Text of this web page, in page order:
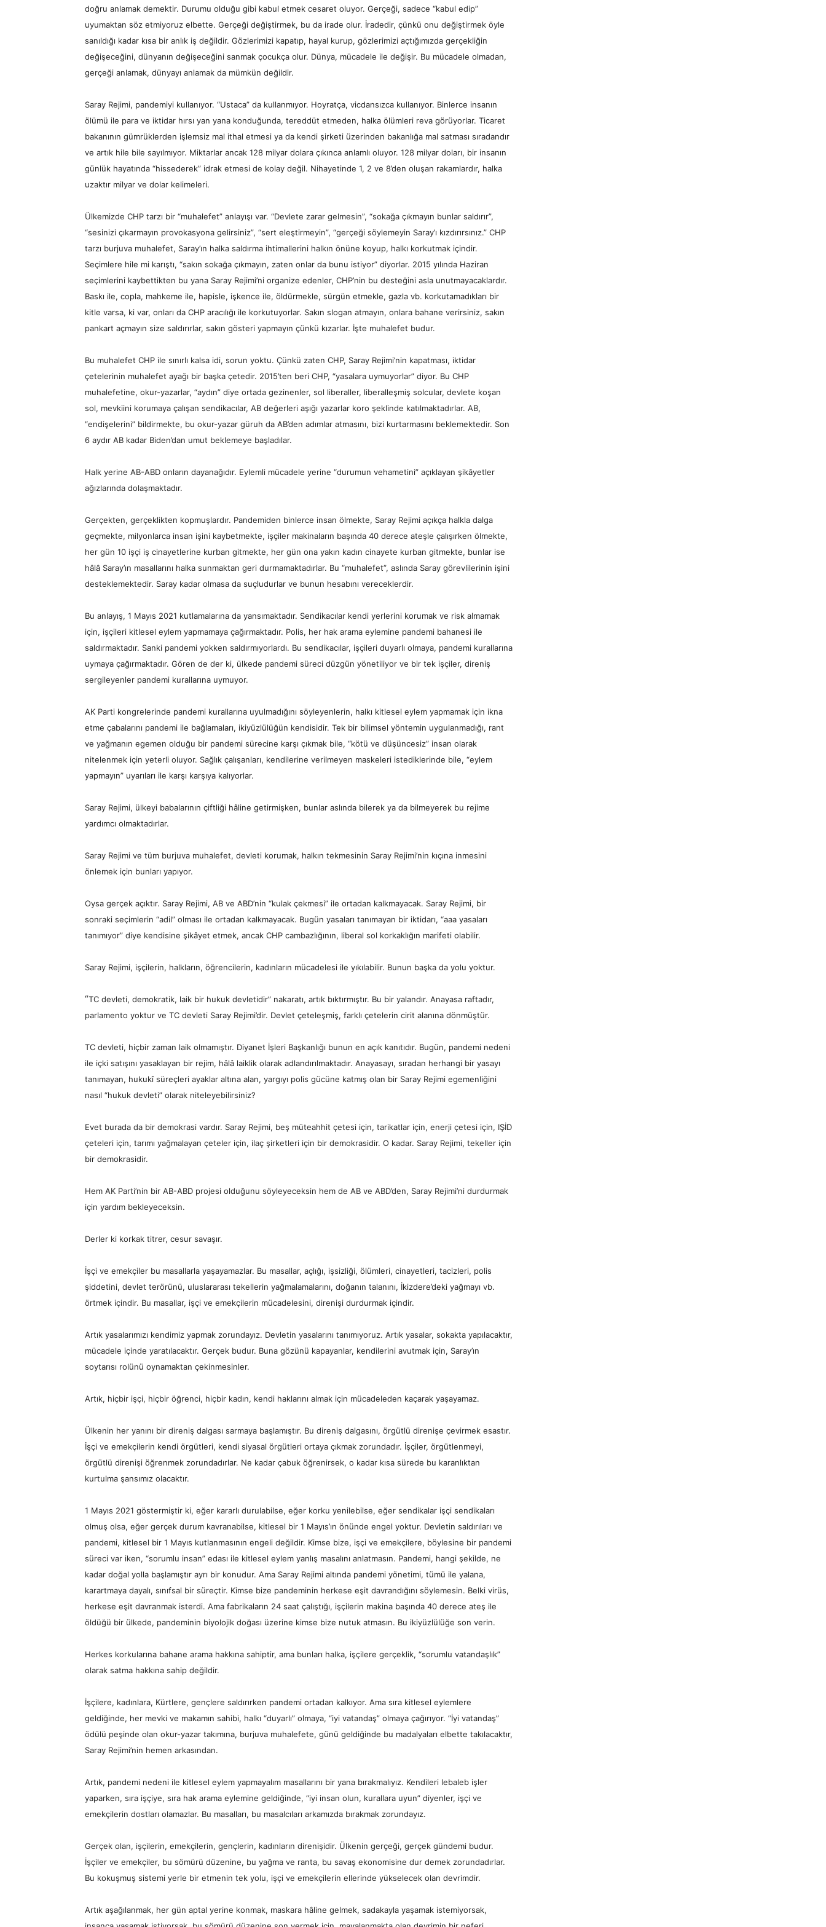
doğru anlamak demektir. Durumu olduğu gibi kabul etmek cesaret oluyor. Gerçeği, sadece “kabul edip”
uyumaktan söz etmiyoruz elbette. Gerçeği değiştirmek, bu da irade olur. İradedir, çünkü onu değiştirmek öyle
sanıldığı kadar kısa bir anlık iş değildir. Gözlerimizi kapatıp, hayal kurup, gözlerimizi açtığımızda gerçekliğin
değişeceğini, dünyanın değişeceğini sanmak çocukça olur. Dünya, mücadele ile değişir. Bu mücadele olmadan,
gerçeği anlamak, dünyayı anlamak da mümkün değildir.
Saray Rejimi, pandemiyi kullanıyor. “Ustaca” da kullanmıyor. Hoyratça, vicdansızca kullanıyor. Binlerce insanın
ölümü ile para ve iktidar hırsı yan yana konduğunda, tereddüt etmeden, halka ölümleri reva görüyorlar. Ticaret
bakanının gümrüklerden işlemsiz mal ithal etmesi ya da kendi şirketi üzerinden bakanlığa mal satması sıradandır
ve artık hile bile sayılmıyor. Miktarlar ancak 128 milyar dolara çıkınca anlamlı oluyor. 128 milyar doları, bir insanın
günlük hayatında “hissederek” idrak etmesi de kolay değil. Nihayetinde 1, 2 ve 8’den oluşan rakamlardır, halka
uzaktır milyar ve dolar kelimeleri.
Ülkemizde CHP tarzı bir “muhalefet” anlayışı var. “Devlete zarar gelmesin”, “sokağa çıkmayın bunlar saldırır”,
“sesinizi çıkarmayın provokasyona gelirsiniz”, “sert eleştirmeyin”, “gerçeği söylemeyin Saray’ı kızdırırsınız.” CHP
tarzı burjuva muhalefet, Saray’ın halka saldırma ihtimallerini halkın önüne koyup, halkı korkutmak içindir.
Seçimlere hile mi karıştı, “sakın sokağa çıkmayın, zaten onlar da bunu istiyor” diyorlar. 2015 yılında Haziran
seçimlerini kaybettikten bu yana Saray Rejimi’ni organize edenler, CHP’nin bu desteğini asla unutmayacaklardır.
Baskı ile, copla, mahkeme ile, hapisle, işkence ile, öldürmekle, sürgün etmekle, gazla vb. korkutamadıkları bir
kitle varsa, ki var, onları da CHP aracılığı ile korkutuyorlar. Sakın slogan atmayın, onlara bahane verirsiniz, sakın
pankart açmayın size saldırırlar, sakın gösteri yapmayın çünkü kızarlar. İşte muhalefet budur.
Bu muhalefet CHP ile sınırlı kalsa idi, sorun yoktu. Çünkü zaten CHP, Saray Rejimi’nin kapatması, iktidar
çetelerinin muhalefet ayağı bir başka çetedir. 2015’ten beri CHP, “yasalara uymuyorlar” diyor. Bu CHP
muhalefetine, okur-yazarlar, “aydın” diye ortada gezinenler, sol liberaller, liberalleşmiş solcular, devlete koşan
sol, mevkiini korumaya çalışan sendikacılar, AB değerleri aşığı yazarlar koro şeklinde katılmaktadırlar. AB,
“endişelerini” bildirmekte, bu okur-yazar güruh da AB’den adımlar atmasını, bizi kurtarmasını beklemektedir. Son
6 aydır AB kadar Biden’dan umut beklemeye başladılar.
Halk yerine AB-ABD onların dayanağıdır. Eylemli mücadele yerine “durumun vehametini” açıklayan şikâyetler
ağızlarında dolaşmaktadır.
Gerçekten, gerçeklikten kopmuşlardır. Pandemiden binlerce insan ölmekte, Saray Rejimi açıkça halkla dalga
geçmekte, milyonlarca insan işini kaybetmekte, işçiler makinaların başında 40 derece ateşle çalışırken ölmekte,
her gün 10 işçi iş cinayetlerine kurban gitmekte, her gün ona yakın kadın cinayete kurban gitmekte, bunlar ise
hâlâ Saray’ın masallarını halka sunmaktan geri durmamaktadırlar. Bu “muhalefet”, aslında Saray görevlilerinin işini
desteklemektedir. Saray kadar olmasa da suçludurlar ve bunun hesabını vereceklerdir.
Bu anlayış, 1 Mayıs 2021 kutlamalarına da yansımaktadır. Sendikacılar kendi yerlerini korumak ve risk almamak
için, işçileri kitlesel eylem yapmamaya çağırmaktadır. Polis, her hak arama eylemine pandemi bahanesi ile
saldırmaktadır. Sanki pandemi yokken saldırmıyorlardı. Bu sendikacılar, işçileri duyarlı olmaya, pandemi kurallarına
uymaya çağırmaktadır. Gören de der ki, ülkede pandemi süreci düzgün yönetiliyor ve bir tek işçiler, direniş
sergileyenler pandemi kurallarına uymuyor.
AK Parti kongrelerinde pandemi kurallarına uyulmadığını söyleyenlerin, halkı kitlesel eylem yapmamak için ikna
etme çabalarını pandemi ile bağlamaları, ikiyüzlülüğün kendisidir. Tek bir bilimsel yöntemin uygulanmadığı, rant
ve yağmanın egemen olduğu bir pandemi sürecine karşı çıkmak bile, “kötü ve düşüncesiz” insan olarak
nitelenmek için yeterli oluyor. Sağlık çalışanları, kendilerine verilmeyen maskeleri istediklerinde bile, “eylem
yapmayın” uyarıları ile karşı karşıya kalıyorlar.
Saray Rejimi, ülkeyi babalarının çiftliği hâline getirmişken, bunlar aslında bilerek ya da bilmeyerek bu rejime
yardımcı olmaktadırlar.
Saray Rejimi ve tüm burjuva muhalefet, devleti korumak, halkın tekmesinin Saray Rejimi’nin kıçına inmesini
önlemek için bunları yapıyor.
Oysa gerçek açıktır. Saray Rejimi, AB ve ABD’nin “kulak çekmesi” ile ortadan kalkmayacak. Saray Rejimi, bir
sonraki seçimlerin “adil” olması ile ortadan kalkmayacak. Bugün yasaları tanımayan bir iktidarı, “aaa yasaları
tanımıyor” diye kendisine şikâyet etmek, ancak CHP cambazlığının, liberal sol korkaklığın marifeti olabilir.
Saray Rejimi, işçilerin, halkların, öğrencilerin, kadınların mücadelesi ile yıkılabilir. Bunun başka da yolu yoktur.
“TC devleti, demokratik, laik bir hukuk devletidir” nakaratı, artık bıktırmıştır. Bu bir yalandır. Anayasa raftadır,
parlamento yoktur ve TC devleti Saray Rejimi’dir. Devlet çeteleşmiş, farklı çetelerin cirit alanına dönmüştür.
TC devleti, hiçbir zaman laik olmamıştır. Diyanet İşleri Başkanlığı bunun en açık kanıtıdır. Bugün, pandemi nedeni
ile içki satışını yasaklayan bir rejim, hâlâ laiklik olarak adlandırılmaktadır. Anayasayı, sıradan herhangi bir yasayı
tanımayan, hukukî süreçleri ayaklar altına alan, yargıyı polis gücüne katmış olan bir Saray Rejimi egemenliğini
nasıl “hukuk devleti” olarak niteleyebilirsiniz?
Evet burada da bir demokrasi vardır. Saray Rejimi, beş müteahhit çetesi için, tarikatlar için, enerji çetesi için, IŞİD
çeteleri için, tarımı yağmalayan çeteler için, ilaç şirketleri için bir demokrasidir. O kadar. Saray Rejimi, tekeller için
bir demokrasidir.
Hem AK Parti’nin bir AB-ABD projesi olduğunu söyleyeceksin hem de AB ve ABD’den, Saray Rejimi’ni durdurmak
için yardım bekleyeceksin.
Derler ki korkak titrer, cesur savaşır.
İşçi ve emekçiler bu masallarla yaşayamazlar. Bu masallar, açlığı, işsizliği, ölümleri, cinayetleri, tacizleri, polis
şiddetini, devlet terörünü, uluslararası tekellerin yağmalamalarını, doğanın talanını, İkizdere’deki yağmayı vb.
örtmek içindir. Bu masallar, işçi ve emekçilerin mücadelesini, direnişi durdurmak içindir.
Artık yasalarımızı kendimiz yapmak zorundayız. Devletin yasalarını tanımıyoruz. Artık yasalar, sokakta yapılacaktır,
mücadele içinde yaratılacaktır. Gerçek budur. Buna gözünü kapayanlar, kendilerini avutmak için, Saray’ın
soytarısı rolünü oynamaktan çekinmesinler.
Artık, hiçbir işçi, hiçbir öğrenci, hiçbir kadın, kendi haklarını almak için mücadeleden kaçarak yaşayamaz.
Ülkenin her yanını bir direniş dalgası sarmaya başlamıştır. Bu direniş dalgasını, örgütlü direnişe çevirmek esastır.
İşçi ve emekçilerin kendi örgütleri, kendi siyasal örgütleri ortaya çıkmak zorundadır. İşçiler, örgütlenmeyi,
örgütlü direnişi öğrenmek zorundadırlar. Ne kadar çabuk öğrenirsek, o kadar kısa sürede bu karanlıktan
kurtulma şansımız olacaktır.
1 Mayıs 2021 göstermiştir ki, eğer kararlı durulabilse, eğer korku yenilebilse, eğer sendikalar işçi sendikaları
olmuş olsa, eğer gerçek durum kavranabilse, kitlesel bir 1 Mayıs’ın önünde engel yoktur. Devletin saldırıları ve
pandemi, kitlesel bir 1 Mayıs kutlanmasının engeli değildir. Kimse bize, işçi ve emekçilere, böylesine bir pandemi
süreci var iken, “sorumlu insan” edası ile kitlesel eylem yanlış masalını anlatmasın. Pandemi, hangi şekilde, ne
kadar doğal yolla başlamıştır ayrı bir konudur. Ama Saray Rejimi altında pandemi yönetimi, tümü ile yalana,
karartmaya dayalı, sınıfsal bir süreçtir. Kimse bize pandeminin herkese eşit davrandığını söylemesin. Belki virüs,
herkese eşit davranmak isterdi. Ama fabrikaların 24 saat çalıştığı, işçilerin makina başında 40 derece ateş ile
öldüğü bir ülkede, pandeminin biyolojik doğası üzerine kimse bize nutuk atmasın. Bu ikiyüzlülüğe son verin.
Herkes korkularına bahane arama hakkına sahiptir, ama bunları halka, işçilere gerçeklik, “sorumlu vatandaşlık”
olarak satma hakkına sahip değildir.
İşçilere, kadınlara, Kürtlere, gençlere saldırırken pandemi ortadan kalkıyor. Ama sıra kitlesel eylemlere
geldiğinde, her mevki ve makamın sahibi, halkı “duyarlı” olmaya, “iyi vatandaş” olmaya çağırıyor. “İyi vatandaş”
ödülü peşinde olan okur-yazar takımına, burjuva muhalefete, günü geldiğinde bu madalyaları elbette takılacaktır,
Saray Rejimi’nin hemen arkasından.
Artık, pandemi nedeni ile kitlesel eylem yapmayalım masallarını bir yana bırakmalıyız. Kendileri lebaleb işler
yaparken, sıra işçiye, sıra hak arama eylemine geldiğinde, “iyi insan olun, kurallara uyun” diyenler, işçi ve
emekçilerin dostları olamazlar. Bu masalları, bu masalcıları arkamızda bırakmak zorundayız.
Gerçek olan, işçilerin, emekçilerin, gençlerin, kadınların direnişidir. Ülkenin gerçeği, gerçek gündemi budur.
İşçiler ve emekçiler, bu sömürü düzenine, bu yağma ve ranta, bu savaş ekonomisine dur demek zorundadırlar.
Bu kokuşmuş sistemi yerle bir etmenin tek yolu, işçi ve emekçilerin ellerinde yükselecek olan devrimdir.
Artık aşağılanmak, her gün aptal yerine konmak, maskara hâline gelmek, sadakayla yaşamak istemiyorsak,